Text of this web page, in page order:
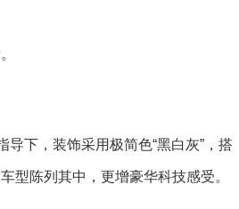
下，装饰采用极简色“黑白灰”，搭
型陈列其中，更增豪华科技感受。